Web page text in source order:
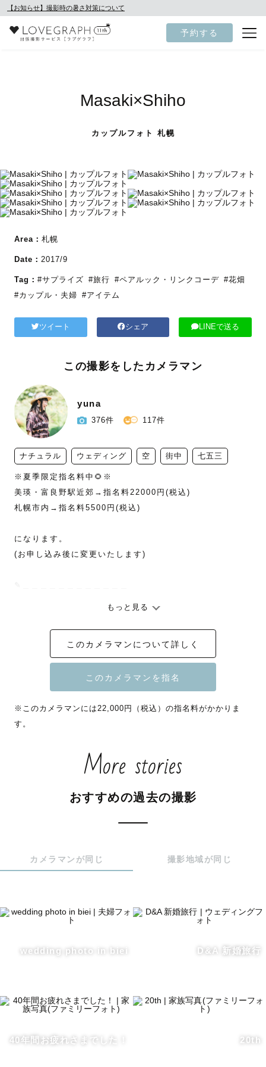
【お知らせ】撮影時の暑さ対策について
予約する
Masaki×Shiho
カップルフォト 札幌
Area： 札幌
Date： 2017/9
Tag： #サプライズ #旅行 #ペアルック・リンクコーデ #花畑
#カップル・夫婦 #アイテム
ツイート シェア LINEで送る
この撮影をしたカメラマン
yuna
376件 117件
ナチュラル ウェディング 空 街中 七五三
※夏季限定指名料中🌻※
美瑛・富良野駅近郊→指名料22000円(税込)
札幌市内→指名料5500円(税込)
になります。
(お申し込み後に変更いたします)
笑った顔はいちばんかわいい！
ちょっとオシャレに、今どきな写真を撮りたい！
そんな方にお選びいただいています。
🍀社内上位10%TOPカメラマン
🍀ウエディング認定カメラマン
🍀アートニューボーン認定カメラマン
◆撮影の種類について◆
ウエディングの前撮り・後撮りやカップル撮影フレンド撮
新生児を扱う講習も受講済みですのでナチュラルニューボ
『あなたの専属カメラマンになりたい。』
っております。
ニューボーン、七五三…とリピートして頂けることも増
もっと見る
このカメラマンについて詳しく
※このカメラマンには22,000円（税込）の指名料がかかりま
す。
More stories
おすすめの過去の撮影
カメラマンが同じ 撮影地域が同じ
wedding photo in biei D&A 新婚旅行
40年間お疲れさまでした！ 20th